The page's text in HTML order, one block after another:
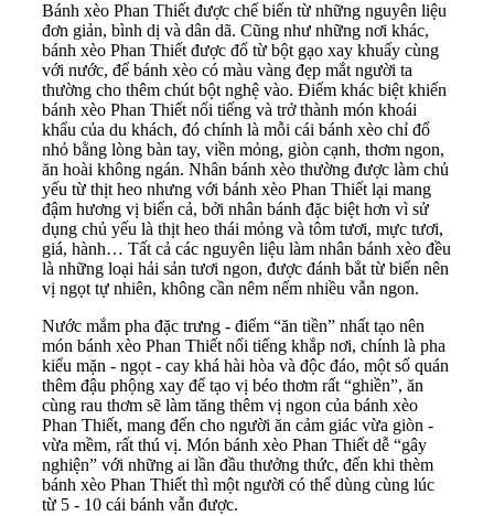
Bánh xèo Phan Thiết được chế biến từ những nguyên liệu
đơn giản, bình dị và dân dã. Cũng như những nơi khác,
bánh xèo Phan Thiết được đổ từ bột gạo xay khuấy cùng
với nước, để bánh xèo có màu vàng đẹp mắt người ta
thường cho thêm chút bột nghệ vào. Điểm khác biệt khiến
bánh xèo Phan Thiết nổi tiếng và trở thành món khoái
khẩu của du khách, đó chính là mỗi cái bánh xèo chỉ đổ
nhỏ bằng lòng bàn tay, viền mỏng, giòn cạnh, thơm ngon,
ăn hoài không ngán. Nhân bánh xèo thường được làm chủ
yếu từ thịt heo nhưng với bánh xèo Phan Thiết lại mang
đậm hương vị biển cả, bởi nhân bánh đặc biệt hơn vì sử
dụng chủ yếu là thịt heo thái mỏng và tôm tươi, mực tươi,
giá, hành… Tất cả các nguyên liệu làm nhân bánh xèo đều
là những loại hải sản tươi ngon, được đánh bắt từ biển nên
vị ngọt tự nhiên, không cần nêm nếm nhiều vẫn ngon.
Nước mắm pha đặc trưng - điểm “ăn tiền” nhất tạo nên
món bánh xèo Phan Thiết nổi tiếng khắp nơi, chính là pha
kiểu mặn - ngọt - cay khá hài hòa và độc đáo, một số quán
thêm đậu phộng xay để tạo vị béo thơm rất “ghiền”, ăn
cùng rau thơm sẽ làm tăng thêm vị ngon của bánh xèo
Phan Thiết, mang đến cho người ăn cảm giác vừa giòn -
vừa mềm, rất thú vị. Món bánh xèo Phan Thiết dễ “gây
nghiện” với những ai lần đầu thưởng thức, đến khi thèm
bánh xèo Phan Thiết thì một người có thể dùng cùng lúc
từ 5 - 10 cái bánh vẫn được.